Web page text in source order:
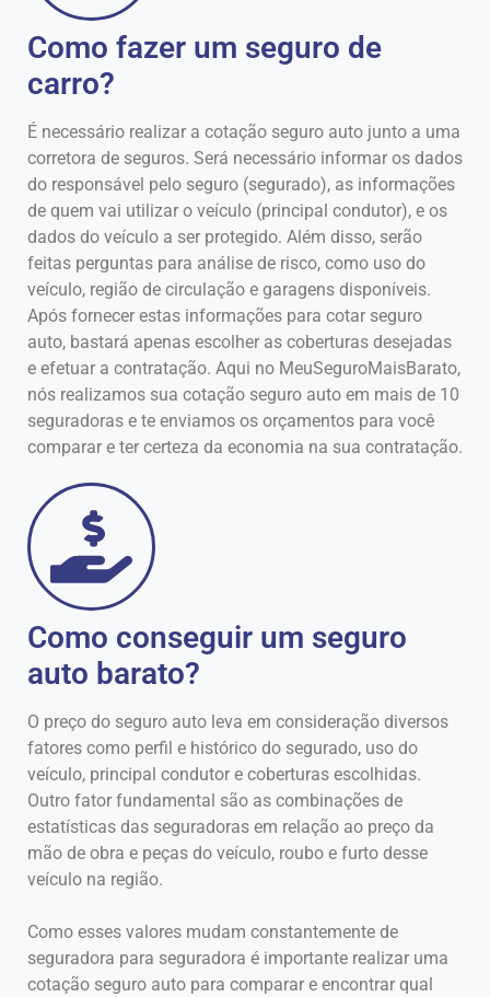
Como fazer um seguro de
carro?
É necessário realizar a cotação seguro auto junto a uma
corretora de seguros. Será necessário informar os dados
do responsável pelo seguro (segurado), as informações
de quem vai utilizar o veículo (principal condutor), e os
dados do veículo a ser protegido. Além disso, serão
feitas perguntas para análise de risco, como uso do
veículo, região de circulação e garagens disponíveis.
Após fornecer estas informações para cotar seguro
auto, bastará apenas escolher as coberturas desejadas
e efetuar a contratação. Aqui no MeuSeguroMaisBarato,
nós realizamos sua cotação seguro auto em mais de 10
seguradoras e te enviamos os orçamentos para você
comparar e ter certeza da economia na sua contratação.
Como conseguir um seguro
auto barato?
O preço do seguro auto leva em consideração diversos
fatores como perfil e histórico do segurado, uso do
veículo, principal condutor e coberturas escolhidas.
Outro fator fundamental são as combinações de
estatísticas das seguradoras em relação ao preço da
mão de obra e peças do veículo, roubo e furto desse
veículo na região.
Como esses valores mudam constantemente de
seguradora para seguradora é importante realizar uma
cotação seguro auto para comparar e encontrar qual